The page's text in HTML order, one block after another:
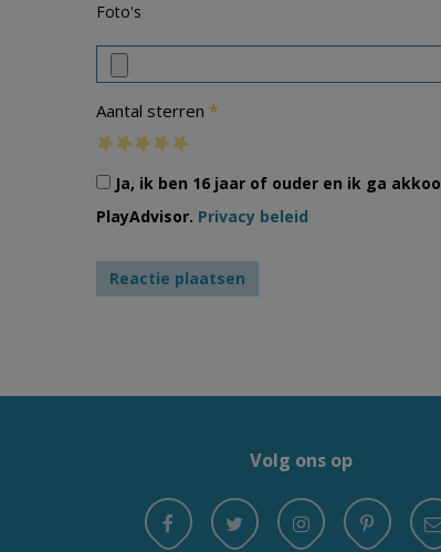
Foto's
Aantal sterren *
Ja, ik ben 16 jaar of ouder en ik ga
PlayAdvisor. Privacy beleid
Volg ons op